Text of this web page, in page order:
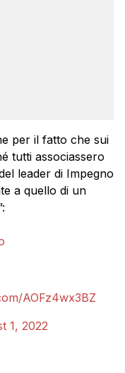
per il fatto che sui
tutti associassero
leader di Impegno
a quello di un
AOFz4wx3BZ
1, 2022